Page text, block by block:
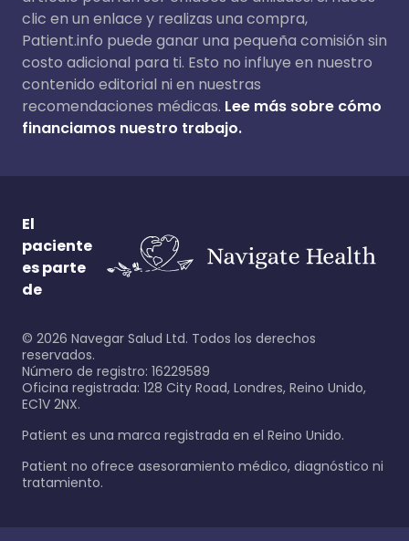
clic en un enlace y realizas una compra,
Patient.info puede ganar una pequeña comisión sin
costo adicional para ti. Esto no influye en nuestro
contenido editorial ni en nuestras
recomendaciones médicas. Lee más sobre cómo
financiamos nuestro trabajo.
El
paciente
es parte
de
© 2026 Navegar Salud Ltd. Todos los derechos
reservados.
Número de registro: 16229589
Oficina registrada: 128 City Road, Londres, Reino Unido,
EC1V 2NX.
Patient es una marca registrada en el Reino Unido.
Patient no ofrece asesoramiento médico, diagnóstico ni
tratamiento.